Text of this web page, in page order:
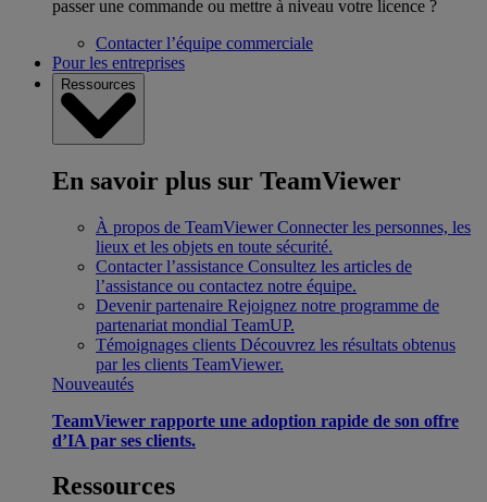
passer une commande ou mettre à niveau votre licence ?
Contacter l’équipe commerciale
Pour les entreprises
Ressources
En savoir plus sur TeamViewer
À propos de TeamViewer Connecter les personnes, les
lieux et les objets en toute sécurité.
Contacter l’assistance Consultez les articles de
l’assistance ou contactez notre équipe.
Devenir partenaire Rejoignez notre programme de
partenariat mondial TeamUP.
Témoignages clients Découvrez les résultats obtenus
par les clients TeamViewer.
Nouveautés
TeamViewer rapporte une adoption rapide de son offre
d’IA par ses clients.
Ressources